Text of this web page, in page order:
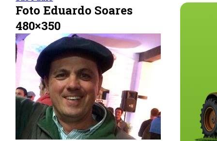
Foto Eduardo Soares
480×350